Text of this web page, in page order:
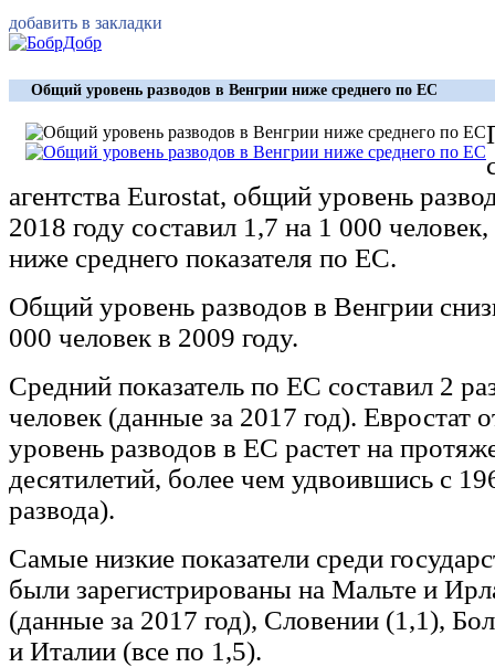
добавить в закладки
Общий уровень разводов в Венгрии ниже среднего по ЕС
агентства Eurostat, общий уровень
2018 году составил 1,7 на 1 000
ниже среднего показателя по ЕС.
Общий уровень разводов в Венгрии
000 человек в 2009 году.
Средний показатель по ЕС составил 2
человек (данные за 2017 год). Евростат
уровень разводов в ЕС растет на
десятилетий, более чем удвоившись с
развода).
Самые низкие показатели среди
были зарегистрированы на Мальте и
(данные за 2017 год), Словении (1,1),
и Италии (все по 1,5).